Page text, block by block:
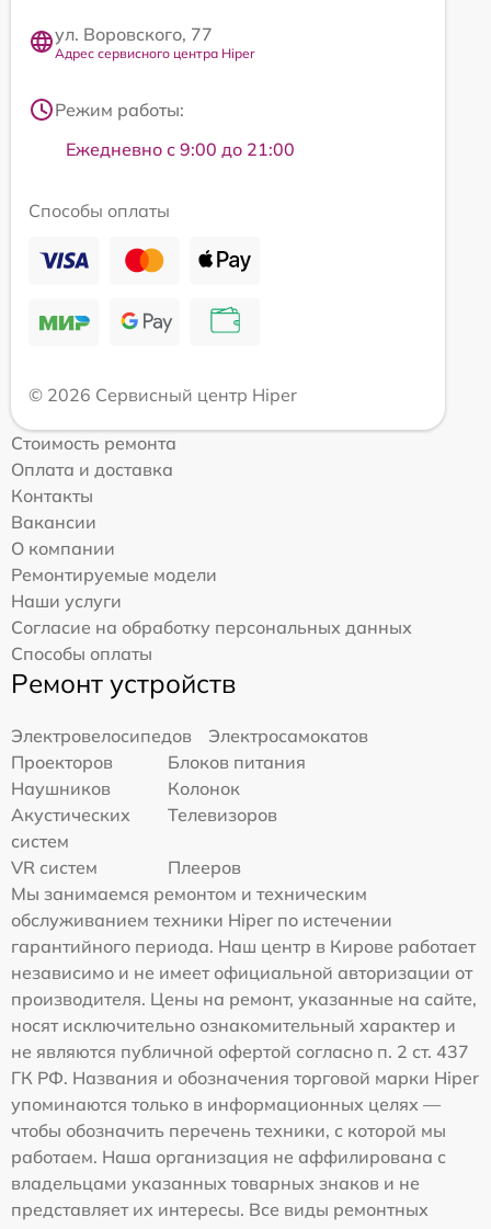
ул. Воровского, 77
Адрес сервисного центра Hiper
Режим работы:
Ежедневно с 9:00 до 21:00
Способы оплаты
© 2026 Сервисный центр Hiper
Стоимость ремонта
Оплата и доставка
Контакты
Вакансии
О компании
Ремонтируемые модели
Наши услуги
Согласие на обработку персональных данных
Способы оплаты
Ремонт устройств
Электровелосипедов
Электросамокатов
Проекторов
Блоков питания
Наушников
Колонок
Акустических
систем
Телевизоров
VR систем
Плееров
Мы занимаемся ремонтом и техническим
обслуживанием техники Hiper по истечении
гарантийного периода. Наш центр в Кирове работает
независимо и не имеет официальной авторизации от
производителя. Цены на ремонт, указанные на сайте,
носят исключительно ознакомительный характер и
не являются публичной офертой согласно п. 2 ст. 437
ГК РФ. Названия и обозначения торговой марки Hiper
упоминаются только в информационных целях —
чтобы обозначить перечень техники, с которой мы
работаем. Наша организация не аффилирована с
владельцами указанных товарных знаков и не
представляет их интересы. Все виды ремонтных